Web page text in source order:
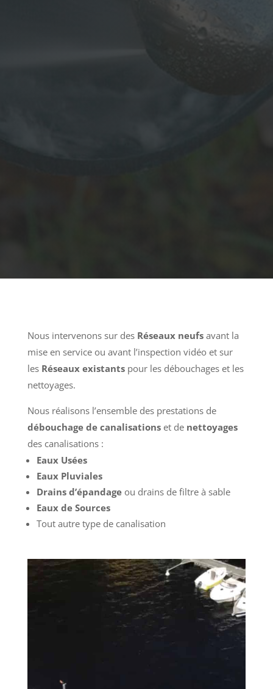
Nous intervenons sur des Réseaux neufsavant la
mise en service ou avant l’inspection vidéo et sur
les Réseaux existantspour les débouchages et les
nettoyages.
Nous réalisons l’ensemble des prestations de
débouchage de canalisationset de nettoyages
des canalisations :
Eaux Usées
Eaux Pluviales
Drains d’épandageou drains de filtre à sable
Eaux de Sources
Tout autre type de canalisation